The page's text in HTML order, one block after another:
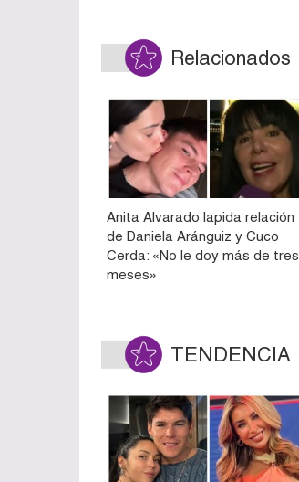
Relacionados
Anita Alvarado lapida relación
de Daniela Aránguiz y Cuco
Cerda: «No le doy más de tres
meses»
TENDENCIA